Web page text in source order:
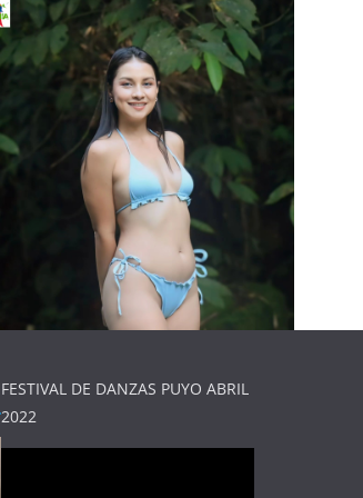
FESTIVAL DE DANZAS PUYO ABRIL
2022